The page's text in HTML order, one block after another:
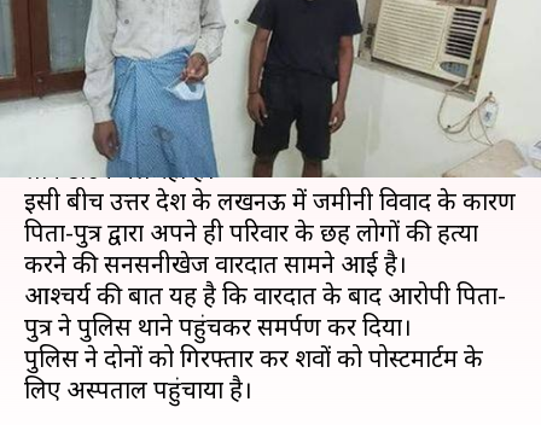
भारत शर्मा May 01, 2020 06:00 pm
क्या है खबर?
कोरोना वायरस महामारी के प्रसार को रोकने के लिए देश में
लॉकडाउन चल रहा है।
इसी बीच उत्तर प्रदेश के लखनऊ में जमीनी विवाद के कारण
पिता-पुत्र द्वारा अपने ही परिवार के छह लोगों की हत्या
करने की सनसनीखेज वारदात सामने आई है।
आश्चर्य की बात यह है कि वारदात के बाद आरोपी पिता-
पुत्र ने पुलिस थाने पहुंचकर समर्पण कर दिया।
पुलिस ने दोनों को गिरफ्तार कर शवों को पोस्टमार्टम के